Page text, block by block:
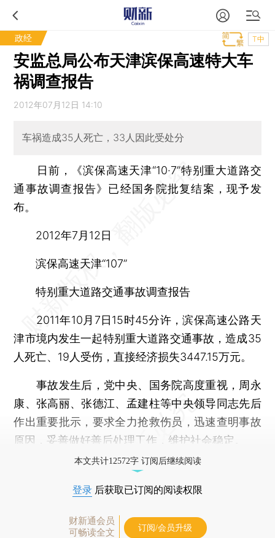
政经 T中
安监总局公布天津滨保高速特大车
祸调查报告
2012年07月12日 14:10
车祸造成35人死亡，33人因此受处分
日前，《滨保高速天津“10·7”特别重大道路交
通事故调查报告》已经国务院批复结案，现予发
布。
2012年7月12日
滨保高速天津“107”
特别重大道路交通事故调查报告
2011年10月7日15时45分许，滨保高速公路天
津市境内发生一起特别重大道路交通事故，造成35
人死亡、19人受伤，直接经济损失3447.15万元。
事故发生后，党中央、国务院高度重视，周永
康、张高丽、张德江、孟建柱等中央领导同志先后
作出重要批示，要求全力抢救伤员，迅速查明事故
原因，妥善做好善后处理工作，维护社会稳定。
本文共计12572字 订阅后继续阅读
登录 后获取已订阅的阅读权限
财新通会员
可畅读全文
订阅/会员升级